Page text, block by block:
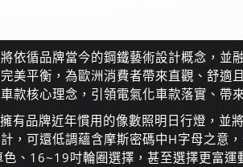
依循品牌當今的鋼鐵藝術設計概念，並
美平衡，為歐洲消費者帶來直觀、舒適
款核心理念，引領電氣化車款落實、帶
有品牌近年慣用的像數照明日行燈，並
，可還低調蘊含摩斯密碼中H字母之意
、16~19吋輪圈選擇，甚至選擇更富運